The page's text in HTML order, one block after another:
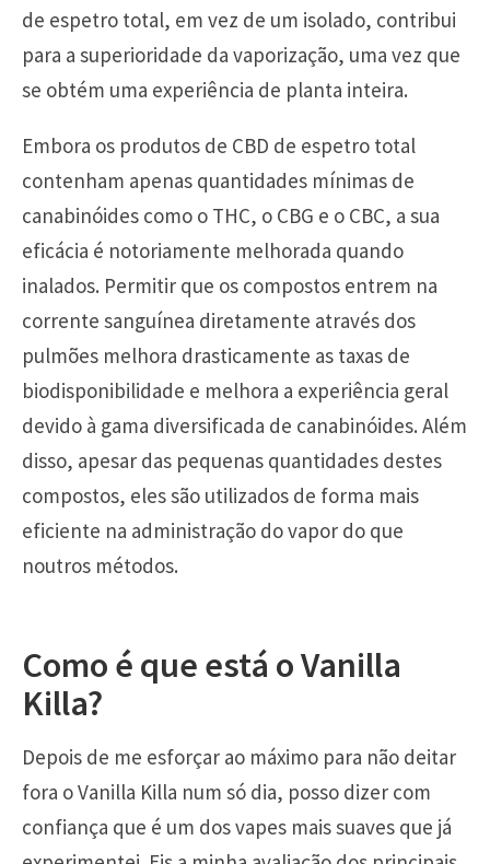
de espetro total, em vez de um isolado, contribui
para a superioridade da vaporização, uma vez que
se obtém uma experiência de planta inteira.
Embora os produtos de CBD de espetro total
contenham apenas quantidades mínimas de
canabinóides como o THC, o CBG e o CBC, a sua
eficácia é notoriamente melhorada quando
inalados. Permitir que os compostos entrem na
corrente sanguínea diretamente através dos
pulmões melhora drasticamente as taxas de
biodisponibilidade e melhora a experiência geral
devido à gama diversificada de canabinóides. Além
disso, apesar das pequenas quantidades destes
compostos, eles são utilizados de forma mais
eficiente na administração do vapor do que
noutros métodos.
Como é que está o Vanilla
Killa?
Depois de me esforçar ao máximo para não deitar
fora o Vanilla Killa num só dia, posso dizer com
confiança que é um dos vapes mais suaves que já